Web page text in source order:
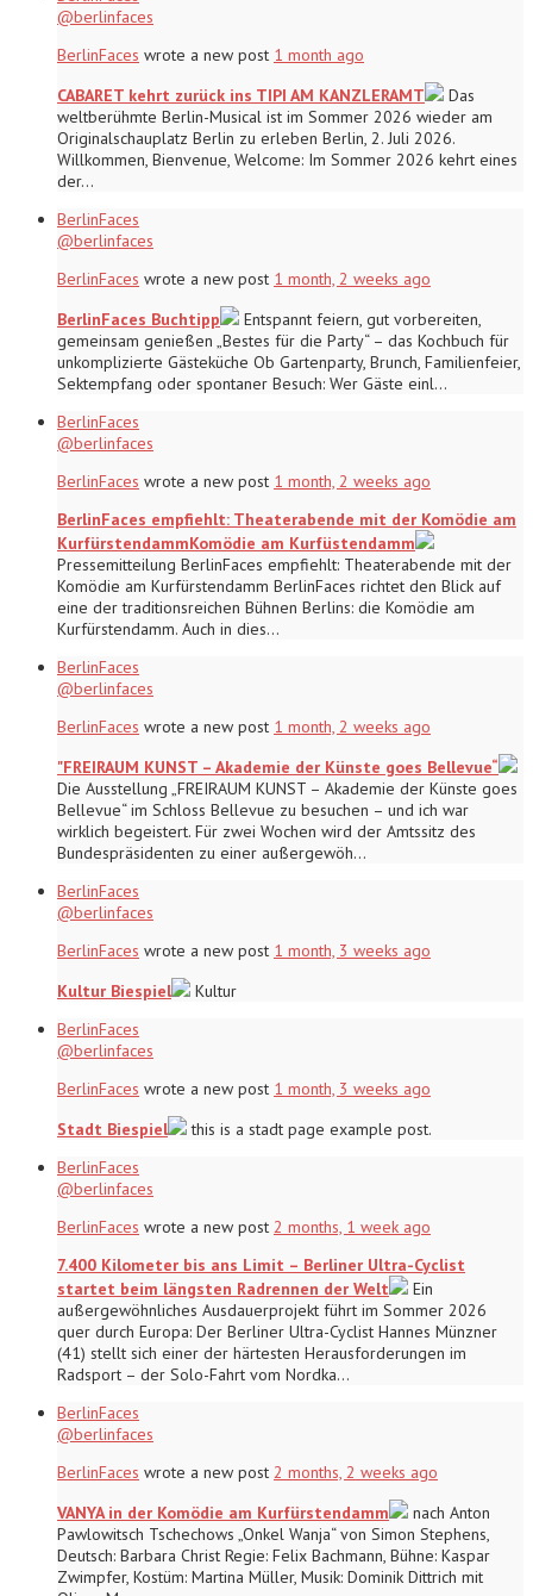
@berlinfaces
BerlinFaces wrote a new post 1 month ago
CABARET kehrt zurück ins TIPI AM KANZLERAMT
Das
weltberühmte Berlin-Musical ist im Sommer 2026 wieder am
Originalschauplatz Berlin zu erleben Berlin, 2. Juli 2026.
Willkommen, Bienvenue, Welcome: Im Sommer 2026 kehrt eines
der…
BerlinFaces
@berlinfaces
BerlinFaces wrote a new post 1 month, 2 weeks ago
BerlinFaces Buchtipp
Entspannt feiern, gut vorbereiten,
gemeinsam genießen „Bestes für die Party“ – das Kochbuch für
unkomplizierte Gästeküche Ob Gartenparty, Brunch, Familienfeier,
Sektempfang oder spontaner Besuch: Wer Gäste einl…
BerlinFaces
@berlinfaces
BerlinFaces wrote a new post 1 month, 2 weeks ago
BerlinFaces empfiehlt: Theaterabende mit der Komödie am
KurfürstendammKomödie am Kurfüstendamm
Pressemitteilung BerlinFaces empfiehlt: Theaterabende mit der
Komödie am Kurfürstendamm BerlinFaces richtet den Blick auf
eine der traditionsreichen Bühnen Berlins: die Komödie am
Kurfürstendamm. Auch in dies…
BerlinFaces
@berlinfaces
BerlinFaces wrote a new post 1 month, 2 weeks ago
"FREIRAUM KUNST – Akademie der Künste goes Bellevue“
Die Ausstellung „FREIRAUM KUNST – Akademie der Künste goes
Bellevue“ im Schloss Bellevue zu besuchen – und ich war
wirklich begeistert. Für zwei Wochen wird der Amtssitz des
Bundespräsidenten zu einer außergewöh…
BerlinFaces
@berlinfaces
BerlinFaces wrote a new post 1 month, 3 weeks ago
Kultur Biespiel
Kultur
BerlinFaces
@berlinfaces
BerlinFaces wrote a new post 1 month, 3 weeks ago
Stadt Biespiel
this is a stadt page example post.
BerlinFaces
@berlinfaces
BerlinFaces wrote a new post 2 months, 1 week ago
7.400 Kilometer bis ans Limit – Berliner Ultra-Cyclist
startet beim längsten Radrennen der Welt
Ein
außergewöhnliches Ausdauerprojekt führt im Sommer 2026
quer durch Europa: Der Berliner Ultra-Cyclist Hannes Münzner
(41) stellt sich einer der härtesten Herausforderungen im
Radsport – der Solo-Fahrt vom Nordka…
BerlinFaces
@berlinfaces
BerlinFaces wrote a new post 2 months, 2 weeks ago
VANYA in der Komödie am Kurfürstendamm
nach Anton
Pawlowitsch Tschechows „Onkel Wanja“ von Simon Stephens,
Deutsch: Barbara Christ Regie: Felix Bachmann, Bühne: Kaspar
Zwimpfer, Kostüm: Martina Müller, Musik: Dominik Dittrich mit